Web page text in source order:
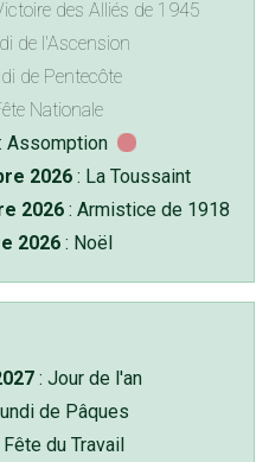
des Alliés de 1945
de l'Ascension
de Pentecôte
Nationale
: Assomption
2026 : La Toussaint
2026 : Armistice de 1918
2026 : Noël
: Jour de l'an
de Pâques
Fête du Travail